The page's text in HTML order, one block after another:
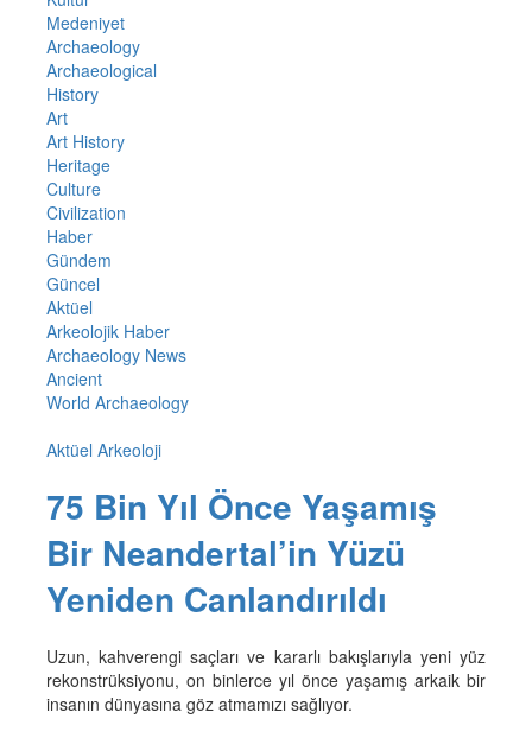
Medeniyet
Archaeology
Archaeological
History
Art
Art History
Heritage
Culture
Civilization
Haber
Gündem
Güncel
Aktüel
Arkeolojik Haber
Archaeology News
Ancient
World Archaeology
Aktüel Arkeoloji
75 Bin Yıl Önce Yaşamış
Bir Neandertal’in Yüzü
Yeniden Canlandırıldı
Uzun, kahverengi saçları ve kararlı bakışlarıyla yeni yüz
rekonstrüksiyonu, on binlerce yıl önce yaşamış arkaik bir
insanın dünyasına göz atmamızı sağlıyor.